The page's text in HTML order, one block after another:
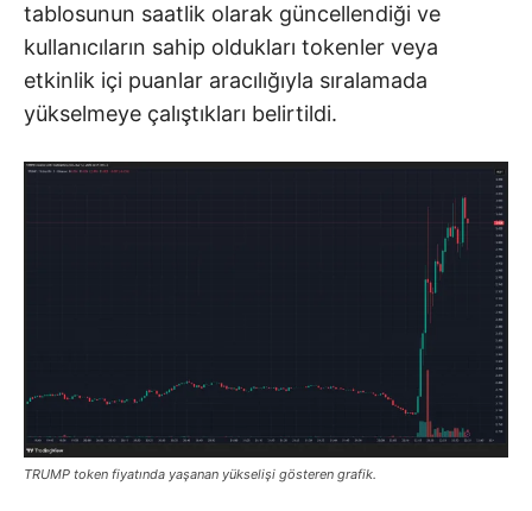
tablosunun saatlik olarak güncellendiği ve
kullanıcıların sahip oldukları tokenler veya
etkinlik içi puanlar aracılığıyla sıralamada
yükselmeye çalıştıkları belirtildi.
TRUMP token fiyatında yaşanan yükselişi gösteren grafik.